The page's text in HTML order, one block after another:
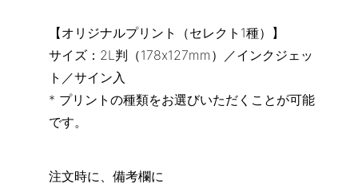
【オリジナルプリント（セレクト1種）】
サイズ：2L判（178x127mm）／インクジェッ
ト／サイン入
* プリントの種類をお選びいただくことが可能
です。
注文時に、備考欄に